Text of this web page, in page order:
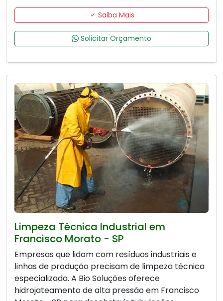
Saiba Mais
Solicitar Orçamento
Limpeza Técnica Industrial em
Francisco Morato - SP
Empresas que lidam com resíduos industriais e
linhas de produção precisam de limpeza técnica
especializada. A Bio Soluções oferece
hidrojateamento de alta pressão em Francisco